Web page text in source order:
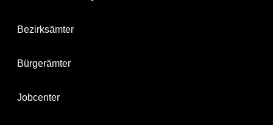
Bezirksämter
Bürgerämter
Jobcenter